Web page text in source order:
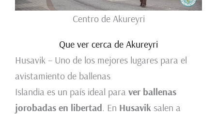
Centro de Akureyri
Que ver cerca de Akureyri
Husavik – Uno de los mejores lugares para el
avistamiento de ballenas
Islandia es un país ideal para ver ballenas
jorobadas en libertad. En Husavik salen a